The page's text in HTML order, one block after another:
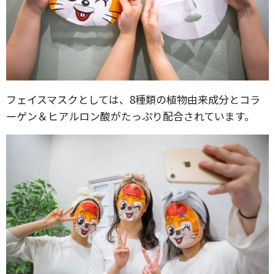
フェイスマスクとしては、8種類の植物由来成分とコラ
ーゲン＆ヒアルロン酸がたっぷり配合されています。